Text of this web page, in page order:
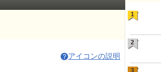
アイコンの説明
1
2
3